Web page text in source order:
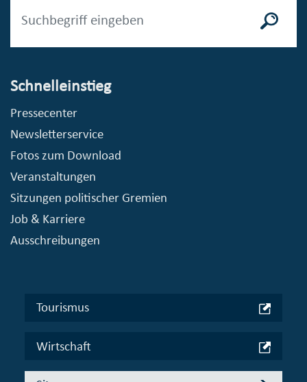
Schnelleinstieg
Pressecenter
Newsletterservice
Fotos zum Download
Veranstaltungen
Sitzungen politischer Gremien
Job & Karriere
Ausschreibungen
Tourismus
Wirtschaft